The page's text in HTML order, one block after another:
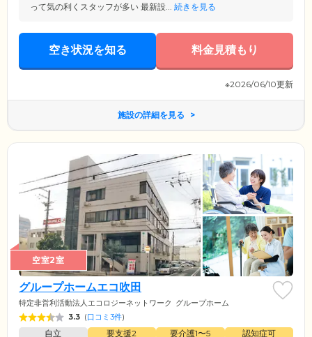
って気の利くスタッフが多い 最新設... 続きを見る
空き状況を知る 料金見積もり
※2026/06/10更新
施設の詳細を見る
空室2室
グループホームエコ吹田
特定非営利活動法人エコロジーネットワーク グループホーム
3.3 (口コミ3件)
自立 要支援2 要介護1〜5
認知症可